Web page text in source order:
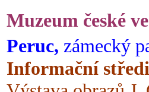
Muzeum české
Peruc, zámecký
Informační